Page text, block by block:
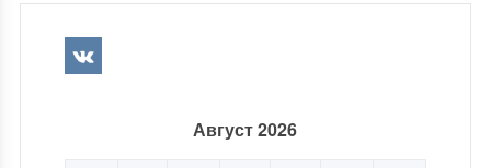
Август 2026